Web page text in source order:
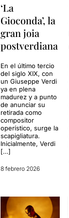
‘La
Gioconda’, la
gran joia
postverdiana
En el último tercio
del siglo XIX, con
un Giuseppe Verdi
ya en plena
madurez y a punto
de anunciar su
retirada como
compositor
operístico, surge la
scapigliatura.
Inicialmente, Verdi
[…]
8 febrero 2026